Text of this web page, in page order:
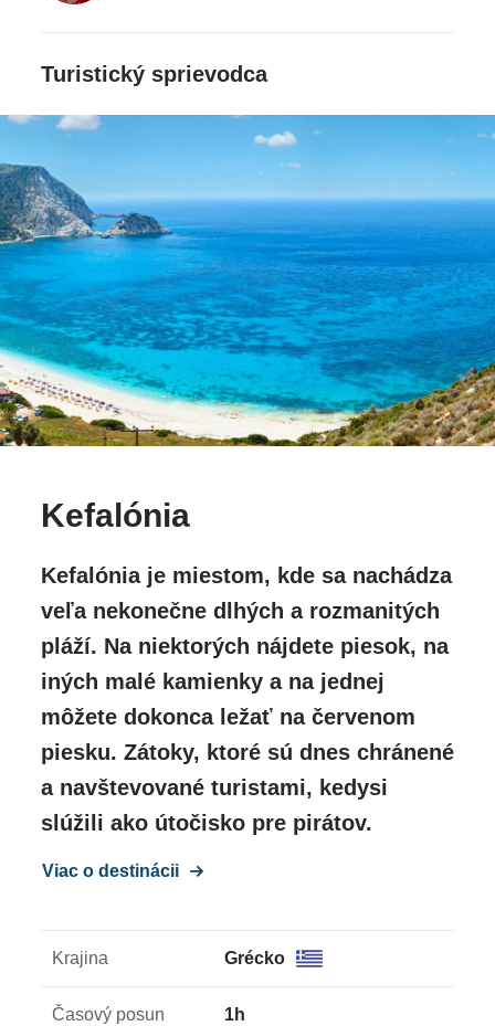
Turistický sprievodca
Kefalónia
Kefalónia je miestom, kde sa nachádza
veľa nekonečne dlhých a rozmanitých
pláží. Na niektorých nájdete piesok, na
iných malé kamienky a na jednej
môžete dokonca ležať na červenom
piesku. Zátoky, ktoré sú dnes chránené
a navštevované turistami, kedysi
slúžili ako útočisko pre pirátov.
Viac o destinácii
Krajina Grécko
Časový posun 1h